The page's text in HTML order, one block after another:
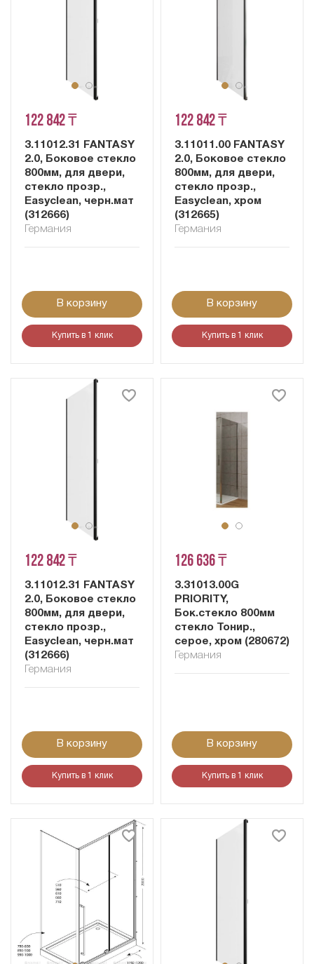
122 842 ₸
3.11012.31 FANTASY
2.0, Боковое стекло
800мм, для двери,
стекло прозр.,
Easyclean, черн.мат
(312666)
Германия
В корзину
Купить в 1 клик
122 842 ₸
3.11011.00 FANTASY
2.0, Боковое стекло
800мм, для двери,
стекло прозр.,
Easyclean, хром
(312665)
Германия
В корзину
Купить в 1 клик
122 842 ₸
3.11012.31 FANTASY
2.0, Боковое стекло
800мм, для двери,
стекло прозр.,
Easyclean, черн.мат
(312666)
Германия
В корзину
Купить в 1 клик
126 636 ₸
3.31013.00G
PRIORITY,
Бок.стекло 800мм
стекло Тонир.,
серое, хром (280672)
Германия
В корзину
Купить в 1 клик